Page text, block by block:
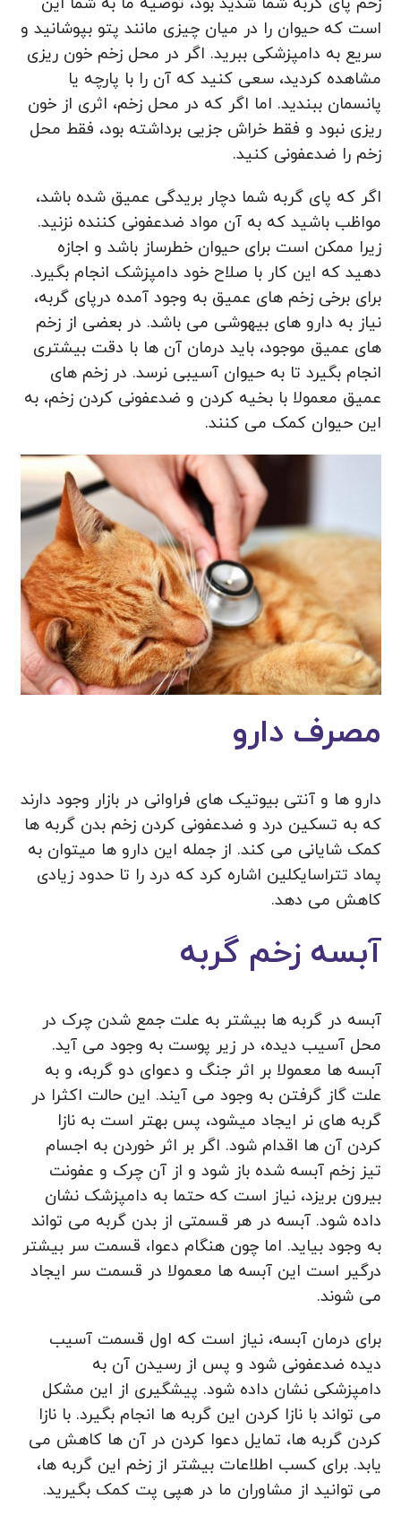
است که حیوان را در میان چیزی مانند پتو بپوشانید و
سریع به دامپزشکی ببرید. اگر در محل زخم خون ریزی
مشاهده کردید، سعی کنید که آن را با پارچه یا
پانسمان ببندید. اما اگر که در محل زخم، اثری از خون
ریزی نبود و فقط خراش جزیی برداشته بود، فقط محل
زخم را ضدعفونی کنید.
اگر که پای گربه شما دچار بریدگی عمیق شده باشد،
مواظب باشید که به آن مواد ضدعفونی کننده نزنید.
زیرا ممکن است برای حیوان خطرساز باشد و اجازه
دهید که این کار با صلاح خود دامپزشک انجام بگیرد.
برای برخی زخم های عمیق به وجود آمده درپای گربه،
نیاز به دارو های بیهوشی می باشد. در بعضی از زخم
های عمیق موجود، باید درمان آن ها با دقت بیشتری
انجام بگیرد تا به حیوان آسیبی نرسد. در زخم های
عمیق معمولا با بخیه کردن و ضدعفونی کردن زخم، به
این حیوان کمک می کنند.
مصرف دارو
دارو ها و آنتی بیوتیک های فراوانی در بازار وجود دارند
که به تسکین درد و ضدعفونی کردن زخم بدن گربه ها
کمک شایانی می کند. از جمله این دارو ها میتوان به
پماد تتراسایکلین اشاره کرد که درد را تا حدود زیادی
کاهش می دهد.
آبسه زخم گربه
آبسه در گربه ها بیشتر به علت جمع شدن چرک در
محل آسیب دیده، در زیر پوست به وجود می آید.
آبسه ها معمولا بر اثر جنگ و دعوای دو گربه، و به
علت گاز گرفتن به وجود می آیند. این حالت اکثرا در
گربه های نر ایجاد میشود، پس بهتر است به نازا
کردن آن ها اقدام شود. اگر بر اثر خوردن به اجسام
تیز زخم آبسه شده باز شود و از آن چرک و عفونت
بیرون بریزد، نیاز است که حتما به دامپزشک نشان
داده شود. آبسه در هر قسمتی از بدن گربه می تواند
به وجود بیاید. اما چون هنگام دعوا، قسمت سر بیشتر
درگیر است این آبسه ها معمولا در قسمت سر ایجاد
می شوند.
برای درمان آبسه، نیاز است که اول قسمت آسیب
دیده ضدعفونی شود و پس از رسیدن آن به
دامپزشکی نشان داده شود. پیشگیری از این مشکل
می تواند با نازا کردن این گربه ها انجام بگیرد. با نازا
کردن گربه ها، تمایل دعوا کردن در آن ها کاهش می
یابد. برای کسب اطلاعات بیشتر از زخم این گربه ها،
می توانید از مشاوران ما در هپی پت کمک بگیرید.